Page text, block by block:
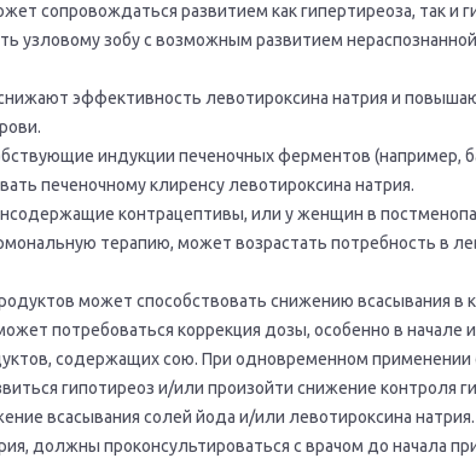
сопровождаться развитием как гипертиреоза, так и
узловому зобу с возможным развитием нераспознанной
эффективность левотироксина натрия и
индукции печеночных ферментов (например,
печеночному клиренсу левотироксина натрия.
контрацептивы, или у женщин в
терапию, может возрастать потребность в
может способствовать снижению всасывания в
потребоваться коррекция дозы, особенно в начале
содержащих сою. При одновременном применении
гипотиреоз и/или произойти снижение контроля
всасывания солей йода и/или левотироксина
должны проконсультироваться с врачом до начала